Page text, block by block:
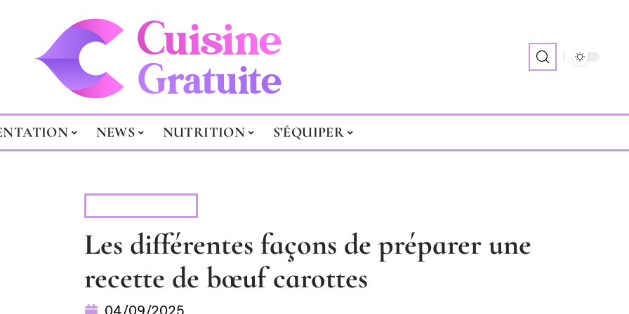
NEWS NUTRITION S’ÉQUIPER
Les différentes façons de préparer une
recette de bœuf carottes